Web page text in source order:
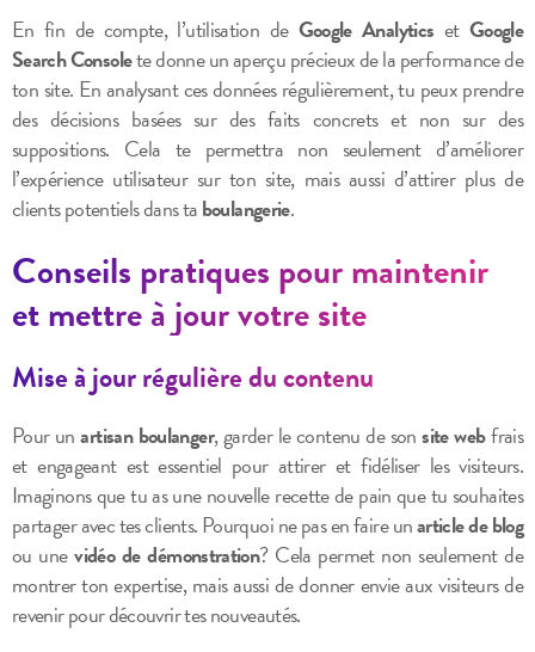
En fin de compte, l’utilisation de Google Analytics et Google
Search Consolete donne un aperçu précieux de la performance de
ton site. En analysant ces données régulièrement, tu peux prendre
des décisions basées sur des faits concrets et non sur des
suppositions. Cela te permettra non seulement d’améliorer
l’expérience utilisateur sur ton site, mais aussi d’attirer plus de
clients potentiels dans taboulangerie.
Conseils pratiques pour maintenir
et mettre à jour votre site
Mise à jour régulière du contenu
Pour unartisan boulanger, garder le contenu de sonsite webfrais
et engageant est essentiel pour attirer et fidéliser les visiteurs.
Imaginons que tu as une nouvelle recette de pain que tu souhaites
partager avec tes clients. Pourquoi ne pas en faire unarticle de blog
ou unevidéo de démonstration? Cela permet non seulement de
montrer ton expertise, mais aussi de donner envie aux visiteurs de
revenir pour découvrir tes nouveautés.